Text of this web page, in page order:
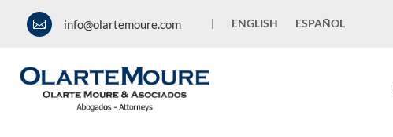
 info@olartemoure.com | ENGLISH ESPAÑOL